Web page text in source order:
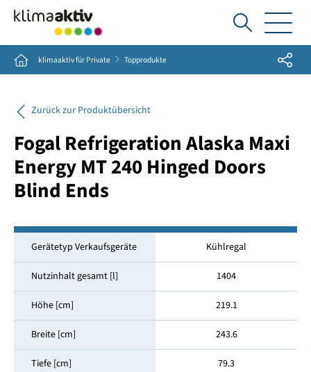
Ich
suche...
Home klimaaktiv für Private Topprodukte Share
Zurück zur Produktübersicht
Fogal Refrigeration Alaska Maxi
Energy MT 240 Hinged Doors
Blind Ends
Gerätetyp Verkaufsgeräte Kühlregal
Nutzinhalt gesamt [l] 1404
Höhe [cm] 219.1
Breite [cm] 243.6
Tiefe [cm] 79.3